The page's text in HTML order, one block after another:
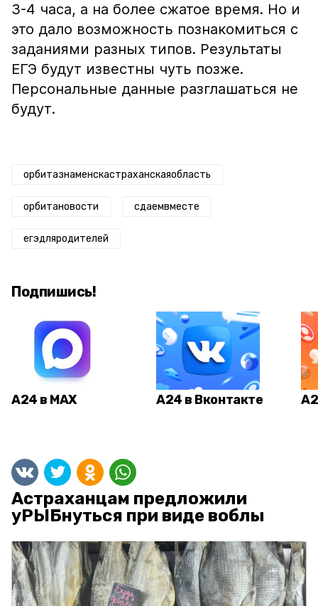
3-4 часа, а на более сжатое время. Но и
это дало возможность познакомиться с
заданиями разных типов. Результаты
ЕГЭ будут известны чуть позже.
Персональные данные разглашаться не
будут.
орбитазнаменскастраханскаяобласть
орбитановости сдаемвместе
егэдляродителей
Подпишись!
А24 в MAX А24 в Вконтакте
Астраханцам предложили
уРЫБнуться при виде воблы